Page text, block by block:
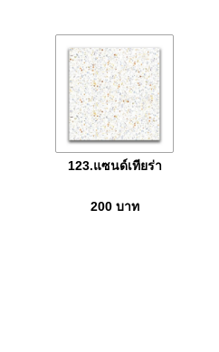
123.แซนด์เทียร่า
200 บาท